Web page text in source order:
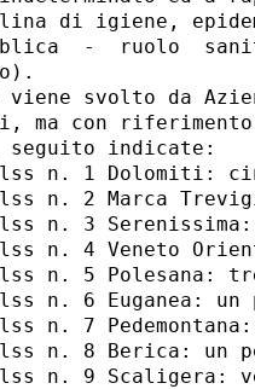
di igiene,
-  ruolo
viene svolto da
ma con
indicate:
n. 1 Dolomiti:
n. 2 Marca
n. 3
n. 4 Veneto
n. 5 Polesana:
n. 6 Euganea:
n. 7
n. 8 Berica: un
n. 9 Scaligera: